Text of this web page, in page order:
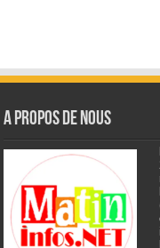
A Propos de Nous